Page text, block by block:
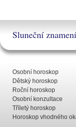
Sluneční znamení
Osobní horoskop
Dětský horoskop
Roční horoskop
Osobní konzultace
Tříletý horoskop
Horoskop vhodného